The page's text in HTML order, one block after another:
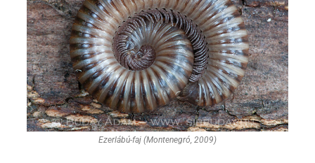
Ezerlábú-faj (Montenegró, 2009)